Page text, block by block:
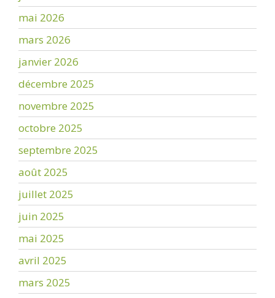
mai 2026
mars 2026
janvier 2026
décembre 2025
novembre 2025
octobre 2025
septembre 2025
août 2025
juillet 2025
juin 2025
mai 2025
avril 2025
mars 2025